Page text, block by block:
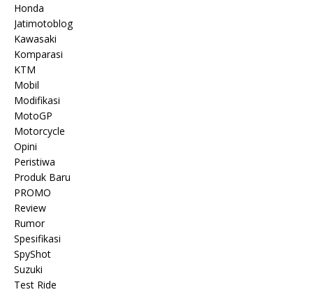
Honda
Jatimotoblog
Kawasaki
Komparasi
KTM
Mobil
Modifikasi
MotoGP
Motorcycle
Opini
Peristiwa
Produk Baru
PROMO
Review
Rumor
Spesifikasi
SpyShot
Suzuki
Test Ride